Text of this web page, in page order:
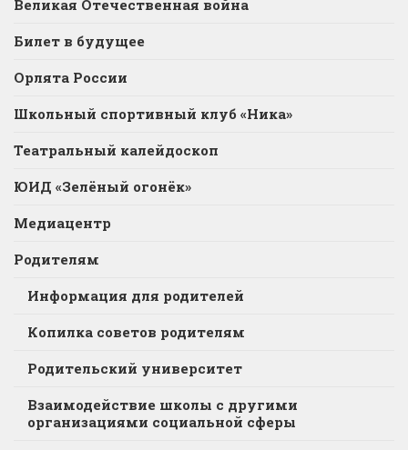
Великая Отечественная война
Билет в будущее
Орлята России
Школьный спортивный клуб «Ника»
Театральный калейдоскоп
ЮИД «Зелёный огонёк»
Медиацентр
Родителям
Информация для родителей
Копилка советов родителям
Родительский университет
Взаимодействие школы с другими
организациями социальной сферы